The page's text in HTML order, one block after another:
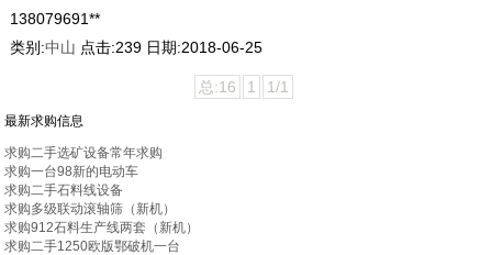
138079691**
类别:中山 点击:239 日期:2018-06-25
总:16 1 1/1
最新求购信息
求购二手选矿设备常年求购
求购一台98新的电动车
求购二手石料线设备
求购多级联动滚轴筛（新机）
求购912石料生产线两套（新机）
求购二手1250欧版鄂破机一台